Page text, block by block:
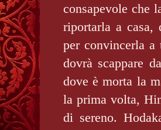
consapevole che
riportarla a casa,
per convincerla a
dovrà scappare
dove è morta la
la prima volta,
di sereno.